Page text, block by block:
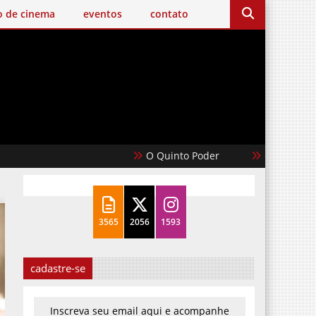
de cinema eventos contato
O Quinto Poder Casablanca
3565 2056 1593
cadastre-se
Inscreva seu email aqui e acompanhe